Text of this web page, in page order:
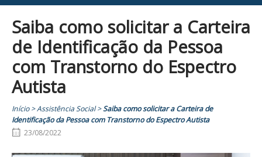
Saiba como solicitar a Carteira
de Identificação da Pessoa
com Transtorno do Espectro
Autista
Início>Assistência Social>Saiba como solicitar a Carteira de
Identificação da Pessoa com Transtorno do Espectro Autista
23/08/2022